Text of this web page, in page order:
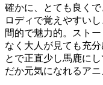
確かに、とても良く
ロディで覚えやすい
間的で魅力的。スト
なく大人が見ても充
とで正直少し馬鹿に
だか元気になれるアニ